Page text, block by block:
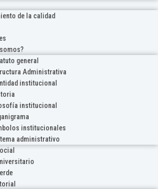
de la calidad
general
Administrativa
institucional
institucional
institucionales
administrativo